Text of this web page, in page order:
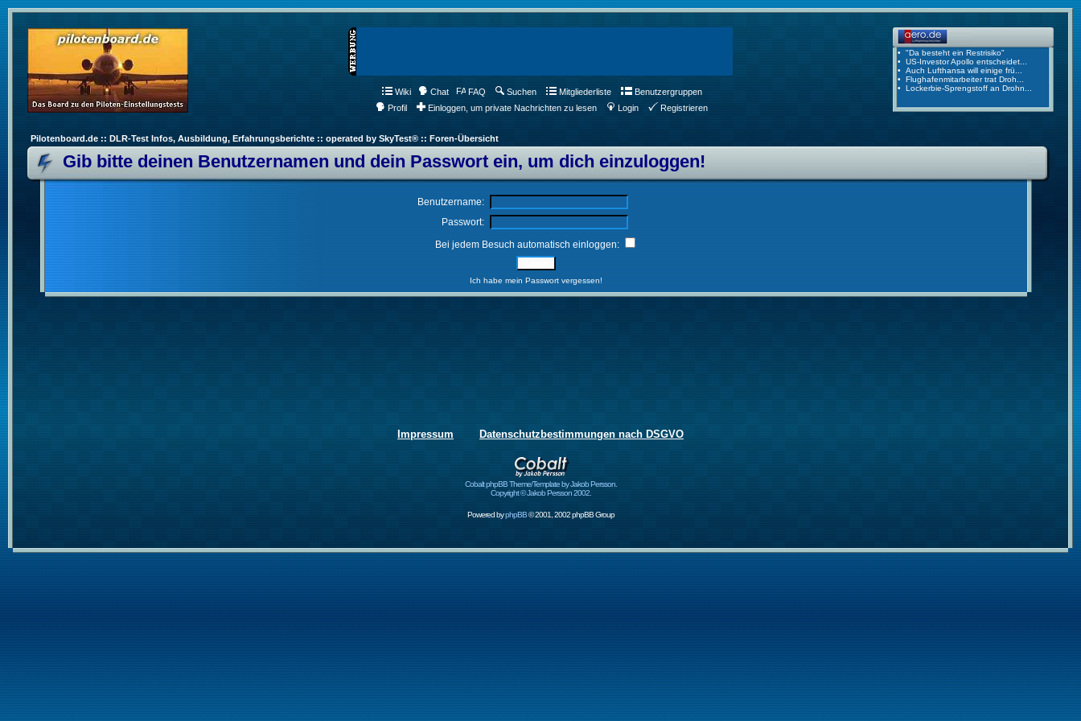
Wiki Chat FAQ Suchen Mitgliederliste
Benutzergruppen
Profil
Einloggen, um private Nachrichten zu lesen Login Registrieren
Pilotenboard.de :: DLR-Test Infos, Ausbildung, Erfahrungsberichte :: operated by SkyTest® :: Foren-Übersicht
Gib bitte deinen Benutzernamen und dein Passwort ein, um dich einzuloggen!
Benutzername:
Passwort:
Bei jedem Besuch automatisch einloggen:
Ich habe mein Passwort vergessen!
Impressum Datenschutzbestimmungen nach DSGVO
Cobalt phpBB Theme/Template by Jakob Persson.
Copyright © Jakob Persson 2002.
Powered byphpBB© 2001, 2002 phpBB Group